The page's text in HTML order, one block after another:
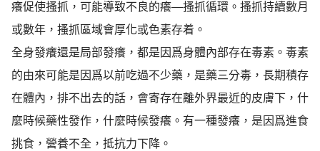
癢促使搔抓，可能導致不良的癢—搔抓循環。搔抓持續數月
或數年，搔抓區域會厚化或色素存着。
全身發癢還是局部發癢，都是因爲身體內部存在毒素。毒素
的由來可能是因爲以前吃過不少藥，是藥三分毒，長期積存
在體內，排不出去的話，會寄存在離外界最近的皮膚下，什
麼時候藥性發作，什麼時候發癢。有一種發癢，是因爲進食
挑食，營養不全，抵抗力下降。